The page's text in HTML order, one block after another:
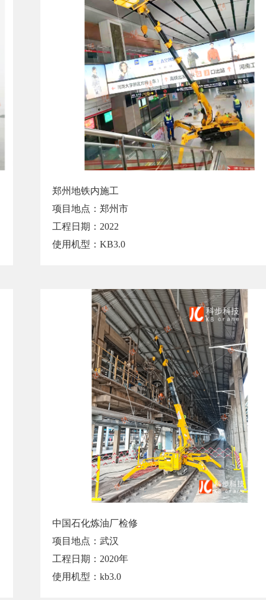
郑州地铁内施工
项目地点：郑州市
工程日期：2022
使用机型：KB3.0
中国石化炼油厂检修
项目地点：武汉
工程日期：2020年
使用机型：kb3.0